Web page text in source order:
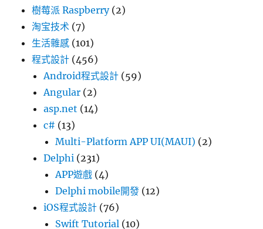
樹莓派 Raspberry(2)
淘宝技术 (7)
生活雜感 (101)
程式設計 (456)
Android程式設計 (59)
Angular (2)
asp.net (14)
c# (13)
Multi-Platform APP UI(MAUI) (2)
Delphi (231)
APP遊戲 (4)
Delphi mobile開發 (12)
iOS程式設計 (76)
Swift Tutorial (10)